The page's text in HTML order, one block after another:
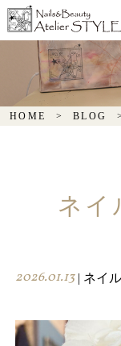
HOME BLOG
ネ
2026.01.13| ネイ